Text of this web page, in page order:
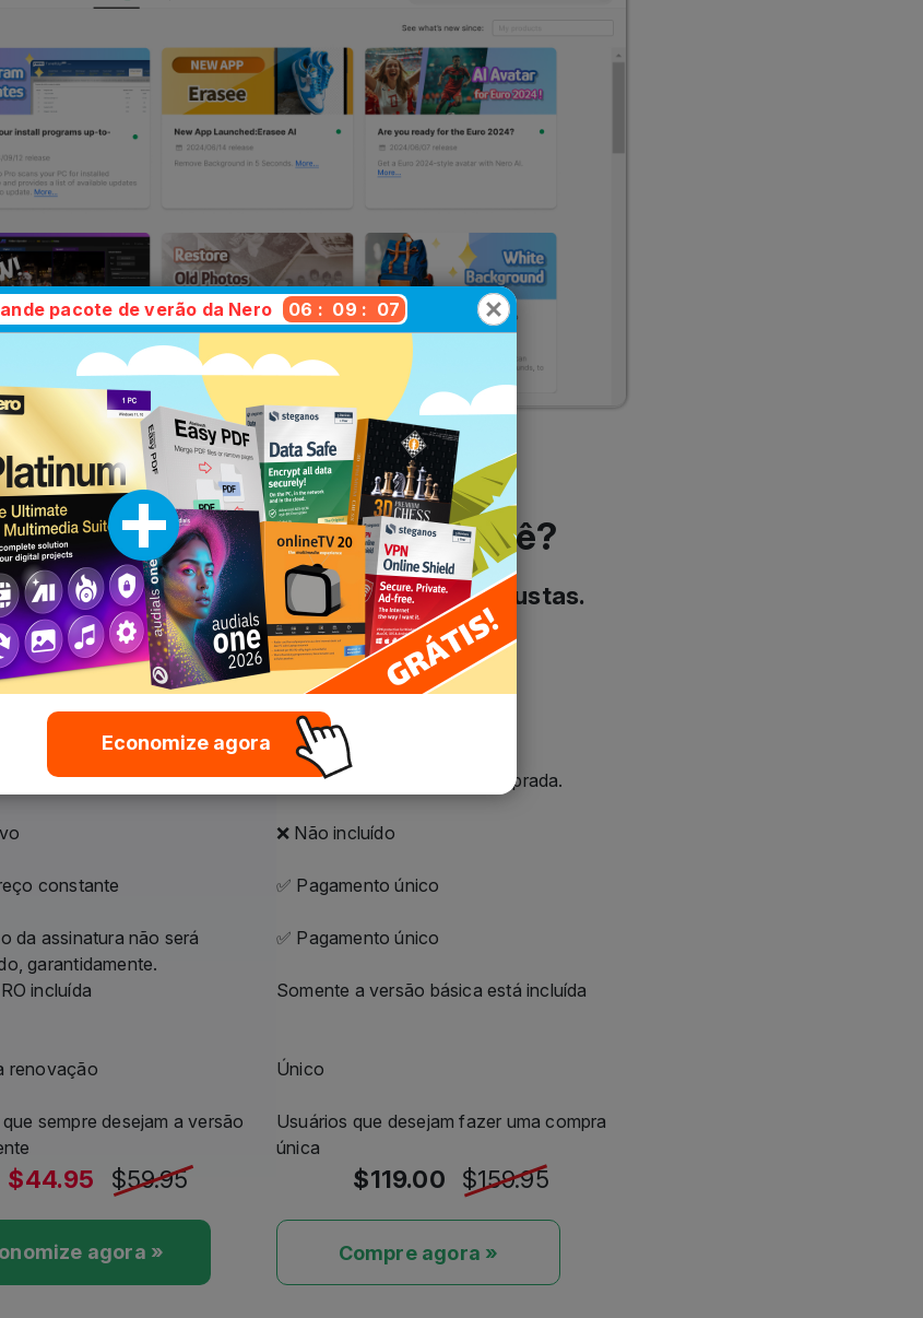
pacote de verão da Nero 06 : 09 : 05
Economize agora
é a mais adequada para você?
num relance: claras, transparentes e justas.
Nero Platinum
Unlimited
anual acessível Pagamento único
a assinatura estiver ativa
Ilimitado
❌ Não, apenas a versão comprada.
❌ Não incluído
constante ✅ Pagamento único
da assinatura não será
garantidamente.
✅ Pagamento único
incluída Somente a versão básica está incluída
que sempre desejam a versão
Usuários que desejam fazer uma compra
$44.95 $59.95
agora »
$119.00 $159.95
Compre agora »
a pena adquirir a assinatura Nero Platinum